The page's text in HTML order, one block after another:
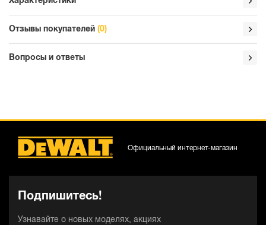
Отзывы покупателей (0)
Вопросы и ответы
Подпишитесь!
Узнавайте о новых моделях, акциях
Официальный интернет-магазин